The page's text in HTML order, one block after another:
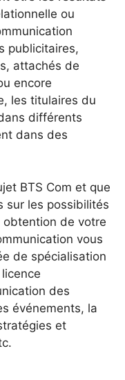
ou
publicitaires,
attachés de
encore
les titulaires du
différents
dans des
BTS Com et que
sur les possibilités
de votre
vous
de spécialisation
des
événements, la
et